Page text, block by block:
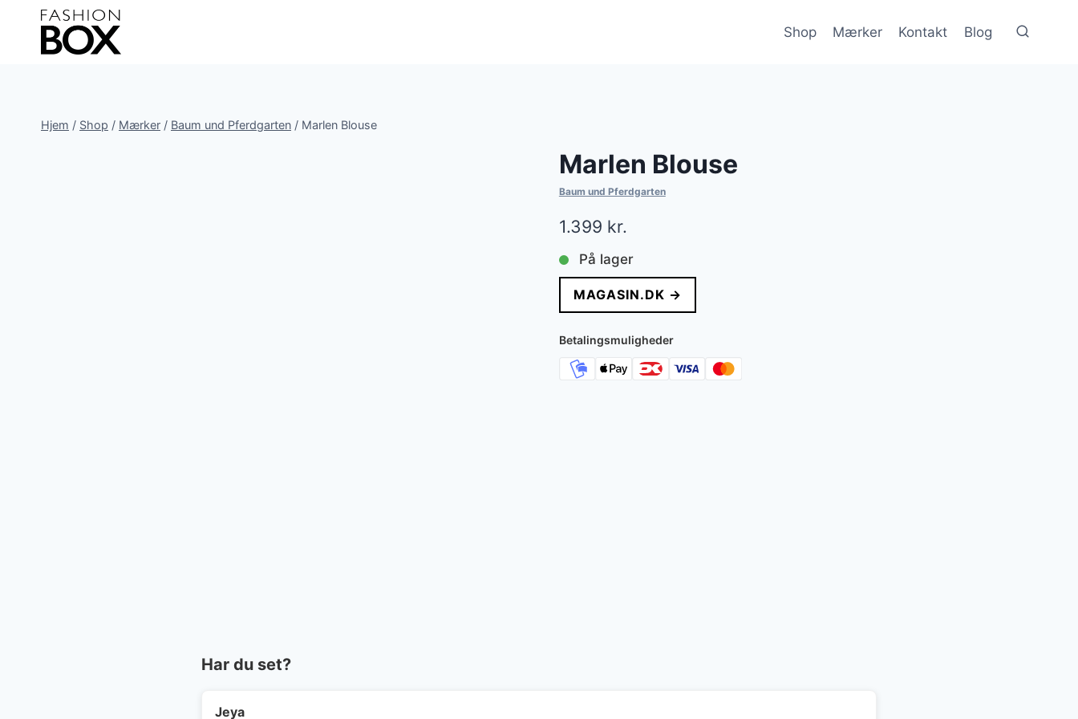
Fortsæt
indhold
Shop Mærker Kontakt Blog
Hjem / Shop / Mærker / Baum und Pferdgarten / Marlen Blouse
Marlen Blouse
Baum und Pferdgarten
1.399 kr.
På lager
MAGASIN.DK →
Betalingsmuligheder
Har du set?
Jeya